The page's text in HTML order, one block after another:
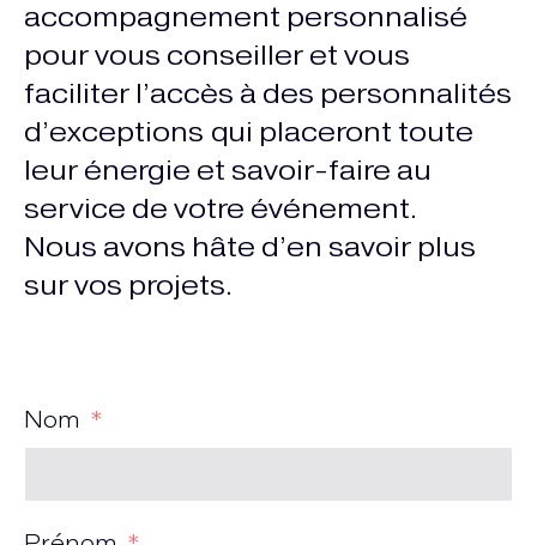
accompagnement personnalisé
pour vous conseiller et vous
faciliter l’accès à des personnalités
d’exceptions qui placeront toute
leur énergie et savoir-faire au
service de votre événement.
Nous avons hâte d’en savoir plus
sur vos projets.
Nom